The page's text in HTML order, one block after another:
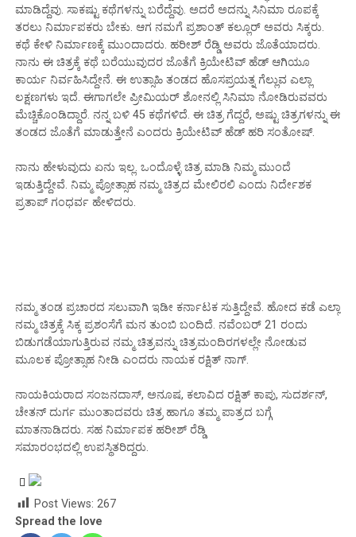
ಮಾಡಿದ್ದೆವು. ಸಾಕಷ್ಟು ಕಥೆಗಳನ್ನು ಬರೆದ್ದೆವು. ಅದರೆ ಅದನ್ನು ಸಿನಿಮಾ ರೂಪಕ್ಕೆ
ತರಲು ನಿರ್ಮಾಪಕರು ಬೇಕು. ಆಗ ನಮಗೆ ಪ್ರಶಾಂತ್ ಕಲ್ಲೂರ್ ಅವರು ಸಿಕ್ಕರು‌‌.
ಕಥೆ ಕೇಳಿ ನಿರ್ಮಾಣಕ್ಕೆ ಮುಂದಾದರು. ಹರೀಶ್ ರೆಡ್ಡಿ ಅವರು ಜೊತೆಯಾದರು.
ನಾನು ಈ ಚಿತ್ರಕ್ಕೆ ಕಥೆ ಬರೆಯುವುದರ ಜೊತೆಗೆ ಕ್ರಿಯೇಟಿವ್ ಹೆಡ್ ಆಗಿಯೂ
ಕಾರ್ಯ ನಿರ್ವಹಿಸಿದ್ದೇನೆ. ಈ ಉತ್ಸಾಹಿ ತಂಡದ ಹೊಸಪ್ರಯತ್ನ ಗೆಲ್ಲುವ ಎಲ್ಲಾ
ಲಕ್ಷಣಗಳು ಇದೆ. ಈಗಾಗಲೇ ಪ್ರೀಮಿಯರ್ ಶೋನಲ್ಲಿ ಸಿನಿಮಾ ನೋಡಿರುವವರು
ಮೆಚ್ಚಿಕೊಂಡಿದ್ದಾರೆ. ನನ್ನ ಬಳಿ 45 ಕಥೆಗಳಿದೆ. ಈ ಚಿತ್ರ ಗೆದ್ದರೆ, ಅಷ್ಟು ಚಿತ್ರಗಳನ್ನು ಈ
ತಂಡದ ಜೊತೆಗೆ ಮಾಡುತ್ತೇನೆ ಎಂದರು ಕ್ರಿಯೇಟಿವ್ ಹೆಡ್ ಹರಿ ಸಂತೋಷ್.
ನಾನು ಹೇಳುವುದು ಏನು ಇಲ್ಲ. ಒಂದೊಳ್ಳೆ ಚಿತ್ರ ಮಾಡಿ ನಿಮ್ಮ ಮುಂದೆ
ಇಡುತ್ತಿದ್ದೇವೆ. ನಿಮ್ಮ ಪ್ರೋತ್ಸಾಹ ನಮ್ಮ ಚಿತ್ರದ ಮೇಲಿರಲಿ ಎಂದು ನಿರ್ದೇಶಕ
ಪ್ರತಾಪ್ ಗಂಧರ್ವ ಹೇಳಿದರು.
ನಮ್ಮ ತಂಡ ಪ್ರಚಾರದ ಸಲುವಾಗಿ ಇಡೀ ಕರ್ನಾಟಕ ಸುತ್ತಿದ್ದೇವೆ. ಹೋದ ಕಡೆ ಎಲ್ಲಾ
ನಮ್ಮ ಚಿತ್ರಕ್ಕೆ ಸಿಕ್ಕ ಪ್ರಶಂಸೆಗೆ ಮನ ತುಂಬಿ ಬಂದಿದೆ. ನವೆಂಬರ್ 21 ರಂದು
ಬಿಡುಗಡೆಯಾಗುತ್ತಿರುವ ನಮ್ಮ ಚಿತ್ರವನ್ನು ಚಿತ್ರಮಂದಿರಗಳಲ್ಲೇ ನೋಡುವ
ಮೂಲಕ ಪ್ರೋತ್ಸಾಹ ನೀಡಿ ಎಂದರು ನಾಯಕ ರಕ್ಷಿತ್ ನಾಗ್.
ನಾಯಕಿಯರಾದ ಸಂಜನದಾಸ್, ಅನೂಷ, ಕಲಾವಿದ ರಕ್ಷಿತ್ ಕಾಪು, ಸುದರ್ಶನ್,
ಚೇತನ್ ದುರ್ಗ ಮುಂತಾದವರು ಚಿತ್ರ ಹಾಗೂ ತಮ್ಮ ಪಾತ್ರದ ಬಗ್ಗೆ
ಮಾತನಾಡಿದರು. ಸಹ ನಿರ್ಮಾಪಕ‌ ಹರೀಶ್ ರೆಡ್ಡಿ
ಸಮಾರಂಭದಲ್ಲಿ ಉಪಸ್ಥಿತರಿದ್ದರು.
Post Views: 267
Spread the love